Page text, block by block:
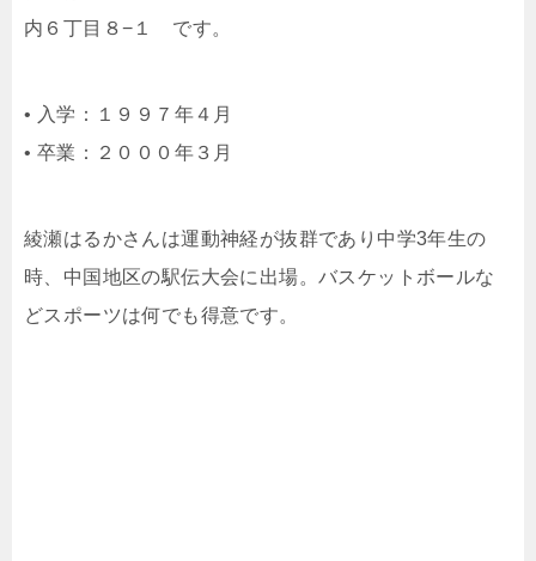
内６丁目８−１ です。
• 入学：１９９７年４月
• 卒業：２０００年３月
綾瀬はるかさんは運動神経が抜群であり中学3年生の
時、中国地区の駅伝大会に出場。バスケットボールな
どスポーツは何でも得意です。